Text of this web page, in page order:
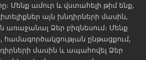
Մենք ամուր և վստահելի թիմ ենք,
այն խնդիրների մասին,
առաջանալ Ձեր բիզնեսում։ Մենք
ընթացքում,
մասին և ապահովել Ձեր